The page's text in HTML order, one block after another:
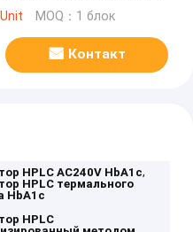
MOQ：1 блок
Контакт
HPLC AC240V HbA1c,
HPLC термального
HbA1c
HPLC